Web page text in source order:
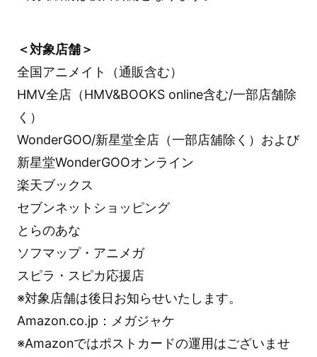
＜対象店舗＞
全国アニメイト（通販含む）
HMV全店（HMV&BOOKS online含む/一部店舗除
く）
WonderGOO/新星堂全店（一部店舖除く）および
新星堂WonderGOOオンライン
楽天ブックス
セブンネットショッピング
とらのあな
ソフマップ・アニメガ
スピラ・スピカ応援店
※対象店舗は後日お知らせいたします。
Amazon.co.jp：メガジャケ
※Amazonではポストカードの運用はございませ